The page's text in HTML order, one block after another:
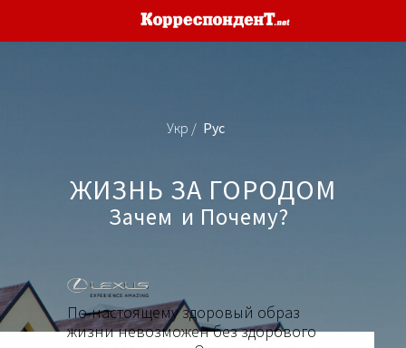
ЖИЗНЬ ЗА ГОРОДОМ
Зачем и Почему?
По-настоящему здоровый образ
жизни невозможен без здорового
Рус
Укр /